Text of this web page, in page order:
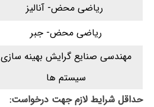
ریاضی محض- آنالیز
ریاضی محض- جبر
مهندسی صنایع گرایش بهینه سازی
سیستم ها
حداقل شرایط لازم جهت درخواست: